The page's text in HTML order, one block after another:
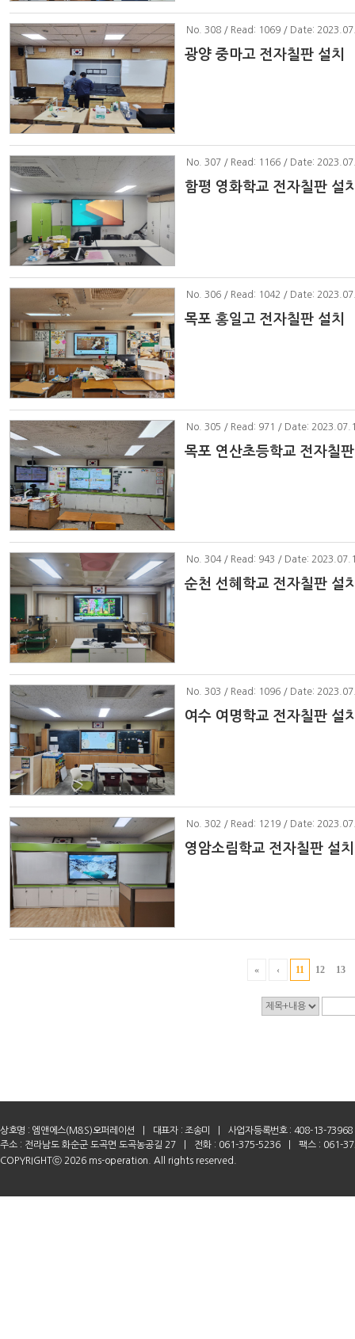
No . 308 / Read: 1069 / Date:
광양 중마고 전자칠판 설치
No . 307 / Read: 1166 / Date:
함평 영화학교 전자칠판 설
No . 306 / Read: 1042 / Date:
목포 홍일고 전자칠판 설치
No . 305 / Read: 971 / Date:
목포 연산초등학교 전자칠
No . 304 / Read: 943 / Date:
순천 선혜학교 전자칠판 설
No . 303 / Read: 1096 / Date:
여수 여명학교 전자칠판 설
No . 302 / Read: 1219 / Date:
영암소림학교 전자칠판 설치
« ‹ 11 12 13
상호명 : 엠앤에스(M&S)오퍼레이션 대표자 : 조송미
사업자등록번호 : 408-13-73968
주소 : 전라남도 화순군 도곡면 도곡농공길 27
전화 : 061-375-5236
팩스 : 061-
COPYRIGHTⓒ 2026 ms-operation. All rights reserved.